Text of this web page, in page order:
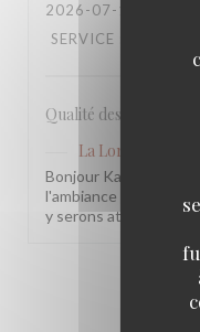
2026-07-17
SERVICE
Qualité des plats,
La Lorraine
has
Bonjour Karim, Merci
l'ambiance vous
y serons attentifs. À